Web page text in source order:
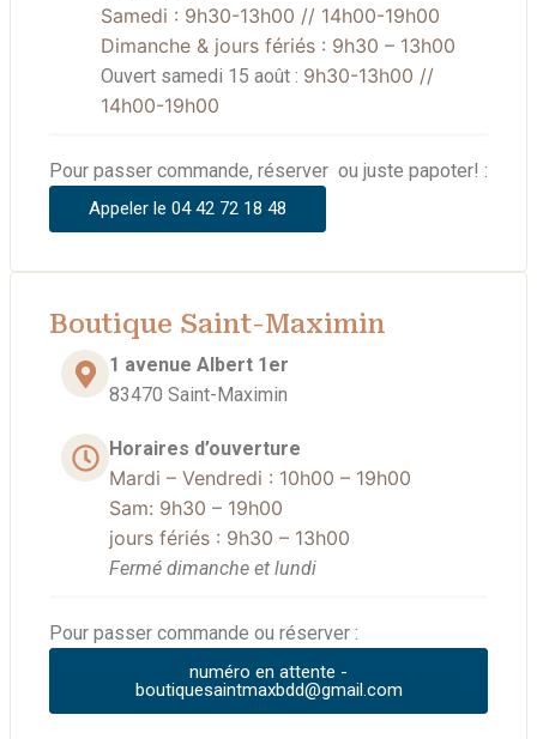
Samedi : 9h30-13h00 // 14h00-19h00
Dimanche & jours fériés : 9h30 – 13h00
Ouvert samedi 15 août : 9h30-13h00 //
14h00-19h00
Pour passer commande, réserver ou juste papoter! :
Appeler le 04 42 72 18 48
Boutique Saint-Maximin
1 avenue Albert 1er
83470 Saint-Maximin
Horaires d’ouverture
Mardi – Vendredi : 10h00 – 19h00
Sam: 9h30 – 19h00
jours fériés : 9h30 – 13h00
Fermé dimanche et lundi
Pour passer commande ou réserver :
numéro en attente -
boutiquesaintmaxbdd@gmail.com